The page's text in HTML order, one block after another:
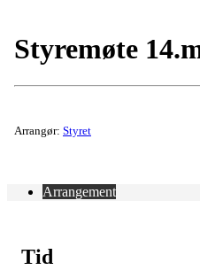
Styremøte
Arrangør: Styret
Arrangement
Tid